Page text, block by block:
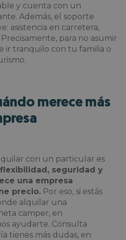
y cuenta con un
Además, el soporte
asistencia en carretera,
para no asumir
ir tranquilo con tu familia o
merece más
con un particular es
seguridad y
una empresa
precio. Por eso, si estás
alquilar una
camper, en
ayudarte. Consulta
tienes más dudas, en